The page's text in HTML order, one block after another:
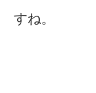
すね。